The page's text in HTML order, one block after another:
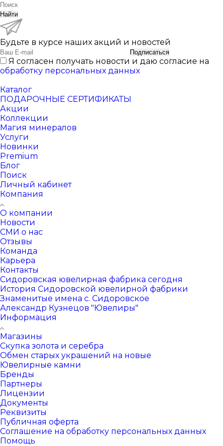
Найти
Будьте в курсе наших акций и новостей
Подписаться
Я согласен получать новости и даю согласие на
обработку персональных данных
Каталог
ПОДАРОЧНЫЕ СЕРТИФИКАТЫ
Акции
Коллекции
Магия минералов
Услуги
Новинки
Premium
Блог
Поиск
Личный кабинет
Компания
О компании
Новости
СМИ о нас
Отзывы
Команда
Карьера
Контакты
Сидоровская ювелирная фабрика сегодня
История Сидоровской ювелирной фабрики
Знаменитые имена с. Сидоровское
Александр Кузнецов "Ювелиры"
Информация
Магазины
Скупка золота и серебра
Обмен старых украшений на новые
Ювелирные камни
Бренды
Партнеры
Лицензии
Документы
Реквизиты
Публичная оферта
Соглашение на обработку персональных данных
Помощь